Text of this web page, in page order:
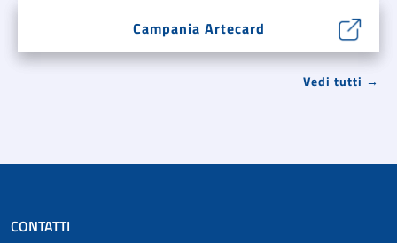
Campania Artecard
Vedi tutti →
CONTATTI